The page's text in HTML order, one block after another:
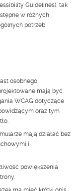
Guidelines), tak
w różnych
potrzeb
osobnego
mają być
WCAG dotyczące
oraz tym
mają działać bez
i
powiększenia